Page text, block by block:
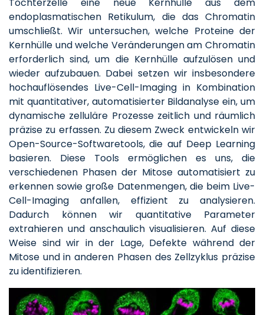
endoplasmatischen Retikulum, die das Chromatin
umschließt. Wir untersuchen, welche Proteine der
Kernhülle und welche Veränderungen am Chromatin
erforderlich sind, um die Kernhülle aufzulösen und
wieder aufzubauen. Dabei setzen wir insbesondere
hochauflösendes Live-Cell-Imaging in Kombination
mit quantitativer, automatisierter Bildanalyse ein, um
dynamische zelluläre Prozesse zeitlich und räumlich
präzise zu erfassen. Zu diesem Zweck entwickeln wir
Open-Source-Softwaretools, die auf Deep Learning
basieren. Diese Tools ermöglichen es uns, die
verschiedenen Phasen der Mitose automatisiert zu
erkennen sowie große Datenmengen, die beim Live-
Cell-Imaging anfallen, effizient zu analysieren.
Dadurch können wir quantitative Parameter
extrahieren und anschaulich visualisieren. Auf diese
Weise sind wir in der Lage, Defekte während der
Mitose und in anderen Phasen des Zellzyklus präzise
zu identifizieren.